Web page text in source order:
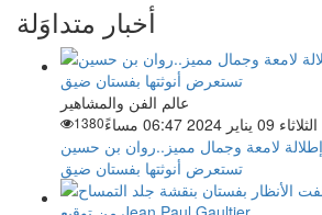
أخبار متداوَلة
عالم الفن والمشاهير
الثلاثاء 09 يناير 2024 06:47 مساءً
1380
لامعة وجمال مميز..روان بن حسين
تستعرض أنوثتها بفستان ضيق